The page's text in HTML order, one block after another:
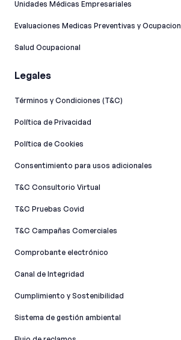
Unidades Médicas Empresariales
Evaluaciones Medicas Preventivas y
Salud Ocupacional
Legales
Términos y Condiciones (T&C)
Política de Privacidad
Política de Cookies
Consentimiento para usos adicionales
T&C Consultorio Virtual
T&C Pruebas Covid
T&C Campañas Comerciales
Comprobante electrónico
Canal de Integridad​
Cumplimiento y Sostenibilidad
Sistema de gestión ambiental